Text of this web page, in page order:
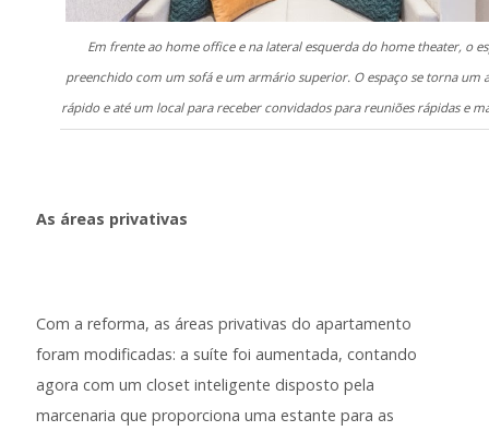
Em frente ao home office e na lateral esquerda do home theater, o
preenchido com um sofá e um armário superior. O espaço se torna um
rápido e até um local para receber convidados para reuniões rápidas e
As áreas privativas
Com a reforma, as áreas privativas do apartamento
foram modificadas: a suíte foi aumentada, contando
agora com um closet inteligente disposto pela
marcenaria que proporciona uma estante para as